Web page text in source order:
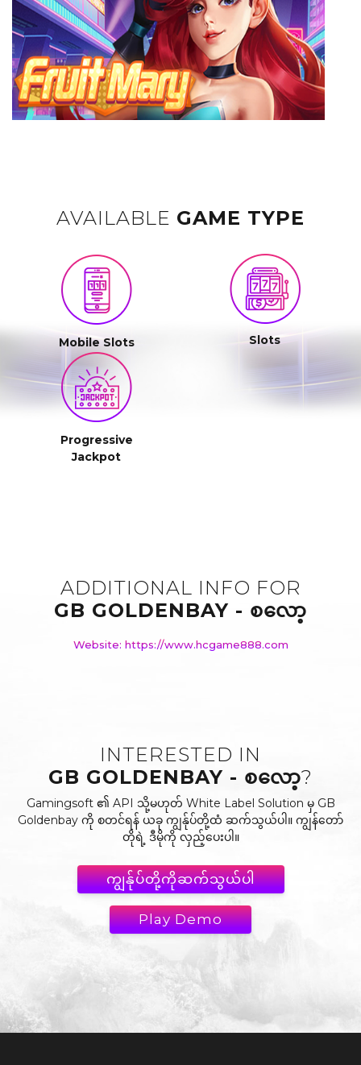
AVAILABLE GAME TYPE
Mobile Slots Slots
Progressive
Jackpot
ADDITIONAL INFO FOR
GB GOLDENBAY - စလော့
Website: https://www.hcgame888.com
INTERESTED IN
GB GOLDENBAY - စလော့?
Gamingsoft ၏ API သို့မဟုတ် White Label Solution မှ GB
Goldenbay ကို စတင်ရန် ယခု ကျွန်ုပ်တို့ထံ ဆက်သွယ်ပါ။ ကျွန်တော်
တိုရဲ့ ဒီမိုကို လှည့်ပေးပါ။
ကျွန်ုပ်တို့ကိုဆက်သွယ်ပါ
Play Demo